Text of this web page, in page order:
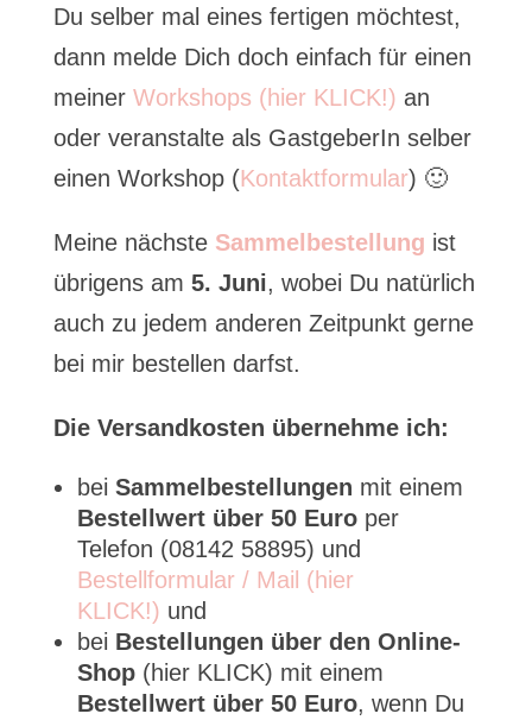
Du selber mal eines fertigen möchtest,
dann melde Dich doch einfach für einen
meiner Workshops (hier KLICK!) an
oder veranstalte als GastgeberIn selber
einen Workshop (Kontaktformular) 🙂
Meine nächste Sammelbestellung ist
übrigens am 5. Juni, wobei Du natürlich
auch zu jedem anderen Zeitpunkt gerne
bei mir bestellen darfst.
Die Versandkosten übernehme ich:
bei Sammelbestellungen mit einem
Bestellwert über 50 Euro per
Telefon (08142 58895) und
Bestellformular / Mail (hier
KLICK!) und
bei Bestellungen über den Online-
Shop (hier KLICK) mit einem
Bestellwert über 50 Euro, wenn Du